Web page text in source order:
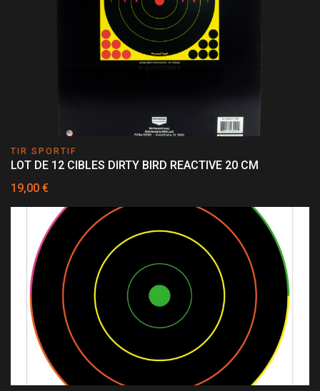
TIR SPORTIF
LOT DE 12 CIBLES DIRTY BIRD REACTIVE 20 CM
19,00 €